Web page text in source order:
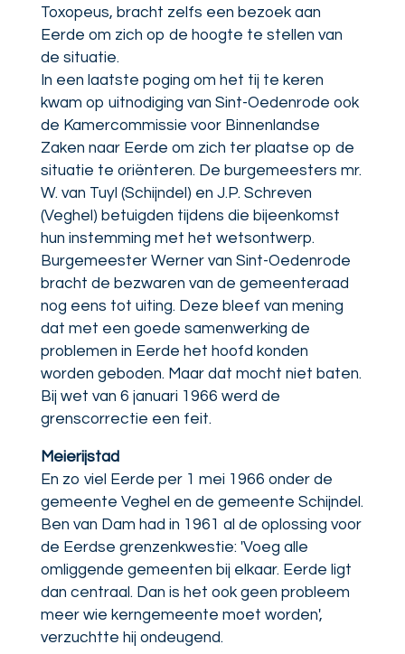
Toxopeus, bracht zelfs een bezoek aan
Eerde om zich op de hoogte te stellen van
de situatie.
In een laatste poging om het tij te keren
kwam op uitnodiging van Sint-Oedenrode ook
de Kamercommissie voor Binnenlandse
Zaken naar Eerde om zich ter plaatse op de
situatie te oriënteren. De burgemeesters mr.
W. van Tuyl (Schijndel) en J.P. Schreven
(Veghel) betuigden tijdens die bijeenkomst
hun instemming met het wetsontwerp.
Burgemeester Werner van Sint-Oedenrode
bracht de bezwaren van de gemeenteraad
nog eens tot uiting. Deze bleef van mening
dat met een goede samenwerking de
problemen in Eerde het hoofd konden
worden geboden. Maar dat mocht niet baten.
Bij wet van 6 januari 1966 werd de
grenscorrectie een feit.
Meierijstad
En zo viel Eerde per 1 mei 1966 onder de
gemeente Veghel en de gemeente Schijndel.
Ben van Dam had in 1961 al de oplossing voor
de Eerdse grenzenkwestie: 'Voeg alle
omliggende gemeenten bij elkaar. Eerde ligt
dan centraal. Dan is het ook geen probleem
meer wie kerngemeente moet worden',
verzuchtte hij ondeugend.